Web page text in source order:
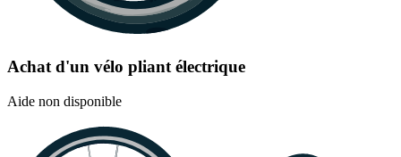
Achat d'un vélo pliant électrique
Aide non disponible